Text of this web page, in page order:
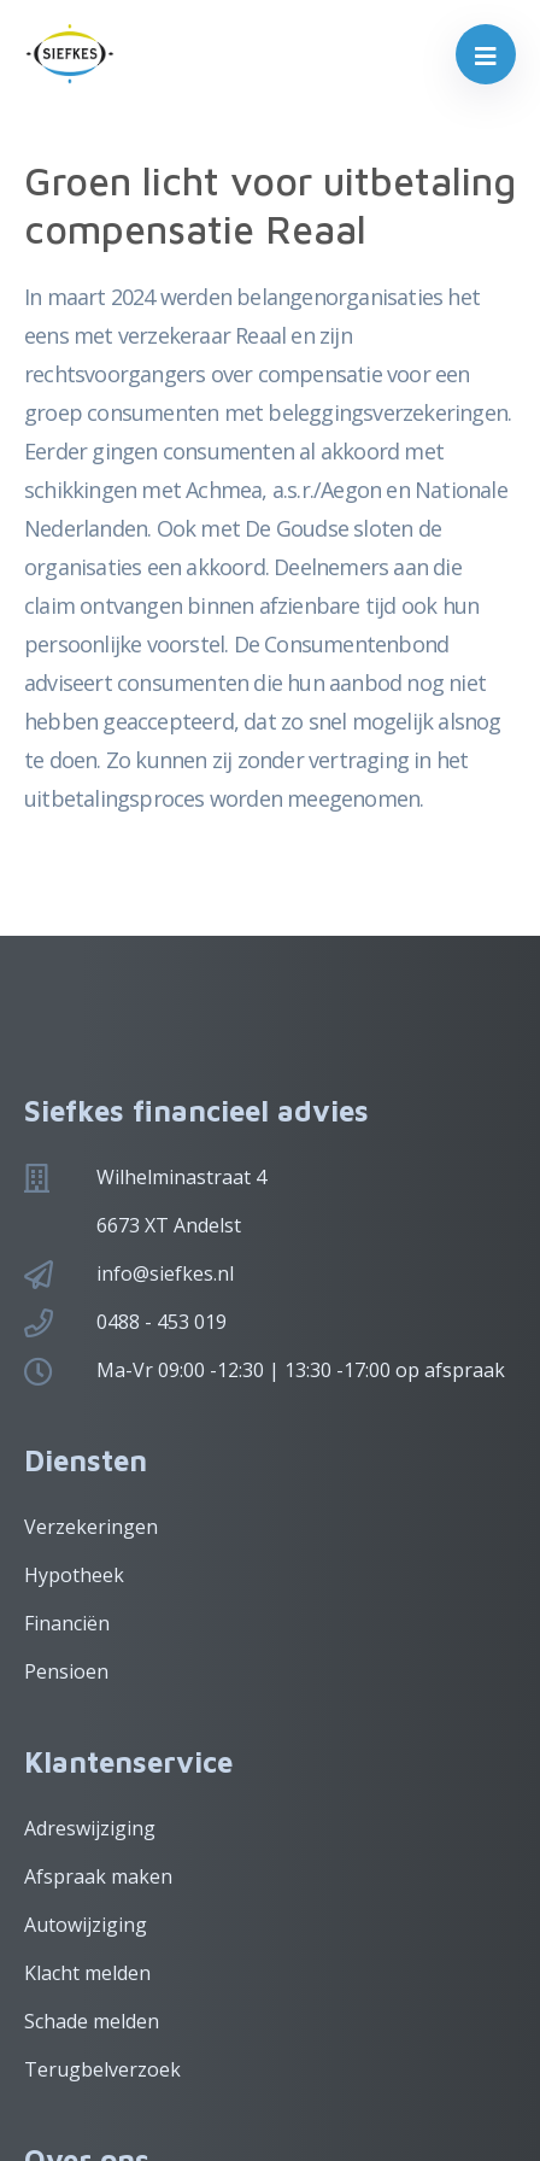
Groen licht voor uitbetaling
compensatie Reaal
In maart 2024 werden belangenorganisaties het
eens met verzekeraar Reaal en zijn
rechtsvoorgangers over compensatie voor een
groep consumenten met beleggingsverzekeringen.
Eerder gingen consumenten al akkoord met
schikkingen met Achmea, a.s.r./Aegon en Nationale
Nederlanden. Ook met De Goudse sloten de
organisaties een akkoord. Deelnemers aan die
claim ontvangen binnen afzienbare tijd ook hun
persoonlijke voorstel. De Consumentenbond
adviseert consumenten die hun aanbod nog niet
hebben geaccepteerd, dat zo snel mogelijk alsnog
te doen. Zo kunnen zij zonder vertraging in het
uitbetalingsproces worden meegenomen.
Siefkes financieel advies
Wilhelminastraat 4
6673 XT Andelst
info@siefkes.nl
0488 - 453 019
Ma-Vr 09:00 -12:30 | 13:30 -17:00 op afspraak
Diensten
Verzekeringen
Hypotheek
Financiën
Pensioen
Klantenservice
Adreswijziging
Afspraak maken
Autowijziging
Klacht melden
Schade melden
Terugbelverzoek